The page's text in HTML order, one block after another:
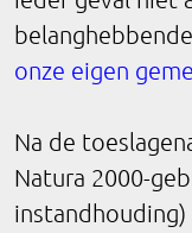
onze eigen
Na de
Natura 2000-
instandhouding)